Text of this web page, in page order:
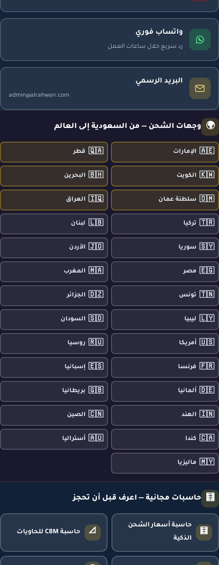
واتساب فوري
رد سريع خلال ساعات العمل
البريد الرسمي
admin@alrahwan.com
🌍 وجهات الشحن — من السعودية إلى العالم
🇦🇪 الإمارات 🇶🇦 قطر
🇰🇼 الكويت 🇧🇭 البحرين
🇴🇲 سلطنة عمان 🇮🇶 العراق
🇹🇷 تركيا 🇱🇧 لبنان
🇸🇾 سوريا 🇯🇴 الأردن
🇪🇬 مصر 🇲🇦 المغرب
🇹🇳 تونس 🇩🇿 الجزائر
🇱🇾 ليبيا 🇸🇩 السودان
🇺🇸 أمريكا 🇷🇺 روسيا
🇫🇷 فرنسا 🇪🇸 إسبانيا
🇩🇪 ألمانيا 🇬🇧 بريطانيا
🇮🇳 الهند 🇨🇳 الصين
🇨🇦 كندا 🇦🇺 أستراليا
🇲🇾 ماليزيا
🧮 حاسبات مجانية — اعرف قبل أن تحجز
🧮
حاسبة أسعار الشحن
الذكية
📐 حاسبة CBM للحاويات